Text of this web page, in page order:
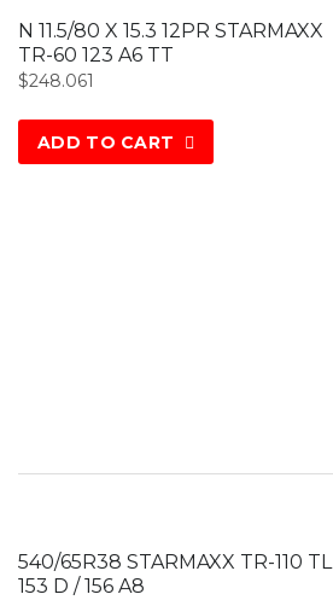
N 11.5/80 X 15.3 12PR STARMAXX
TR-60 123 A6 TT
$248.061
ADD TO CART
540/65R38 STARMAXX TR-110 TL
153 D / 156 A8